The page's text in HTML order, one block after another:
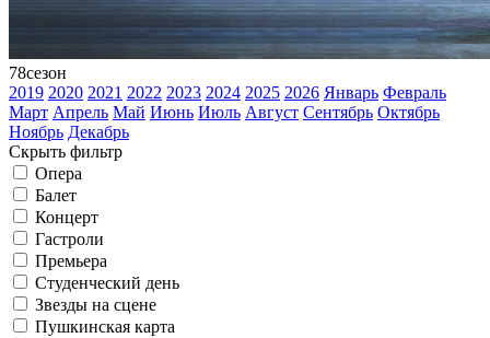
78сезон
2019 2020 2021 2022 2023 2024 2025 2026 Январь Февраль
Март Апрель Май Июнь Июль Август Сентябрь Октябрь
Ноябрь Декабрь
Скрыть фильтр
Опера
Балет
Концерт
Гастроли
Премьера
Студенческий день
Звезды на сцене
Пушкинская карта